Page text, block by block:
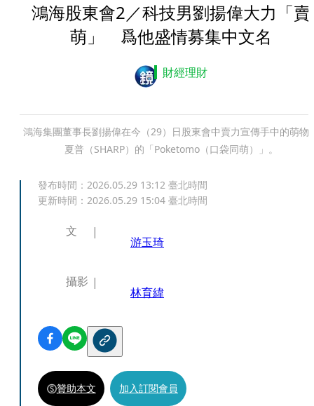
鴻海股東會2／科技男劉揚偉大力「賣
萌」 爲他盛情募集中文名
財經理財
鴻海集團董事長劉揚偉在今（29）日股東會中賣力宣傳手中的萌
夏普（SHARP）的「Poketomo（口袋同萌）」。
發布時間： 2026.05.29 13:12 臺北時間
更新時間： 2026.05.29 15:04 臺北時間
文
游玉琦
攝影
林育緯
贊助本文 加入訂閱會員